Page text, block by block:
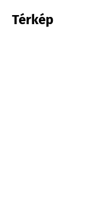
Térkép